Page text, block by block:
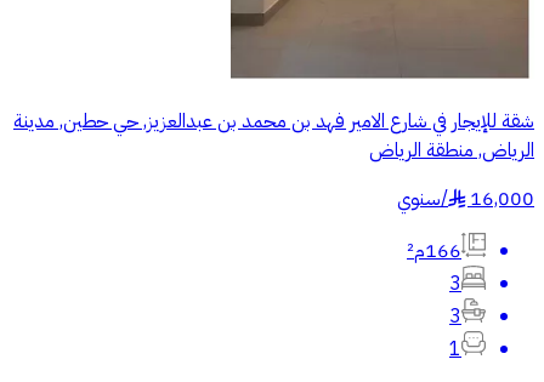
شقة للإيجار في شارع الامير فهد بن محمد بن عبدالعزيز, حي حطين, مدينة
الرياض, منطقة الرياض
16,000
§
/سنوي
166م²
3
3
1